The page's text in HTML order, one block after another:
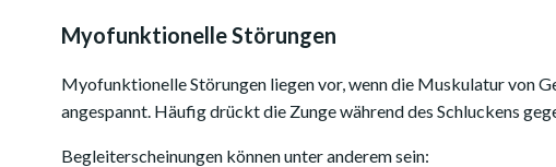
Myofunktionelle Störungen
Myofunktionelle Störungen liegen vor, wenn die Muskulatur von
angespannt. Häufig drückt die Zunge während des Schluckens
Begleiterscheinungen können unter anderem sein: